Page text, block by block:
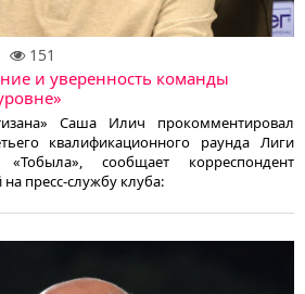
151
и уверенность команды
Саша Илич прокомментировал
квалификационного раунда Лиги
сообщает корреспондент
пресс-службу клуба: